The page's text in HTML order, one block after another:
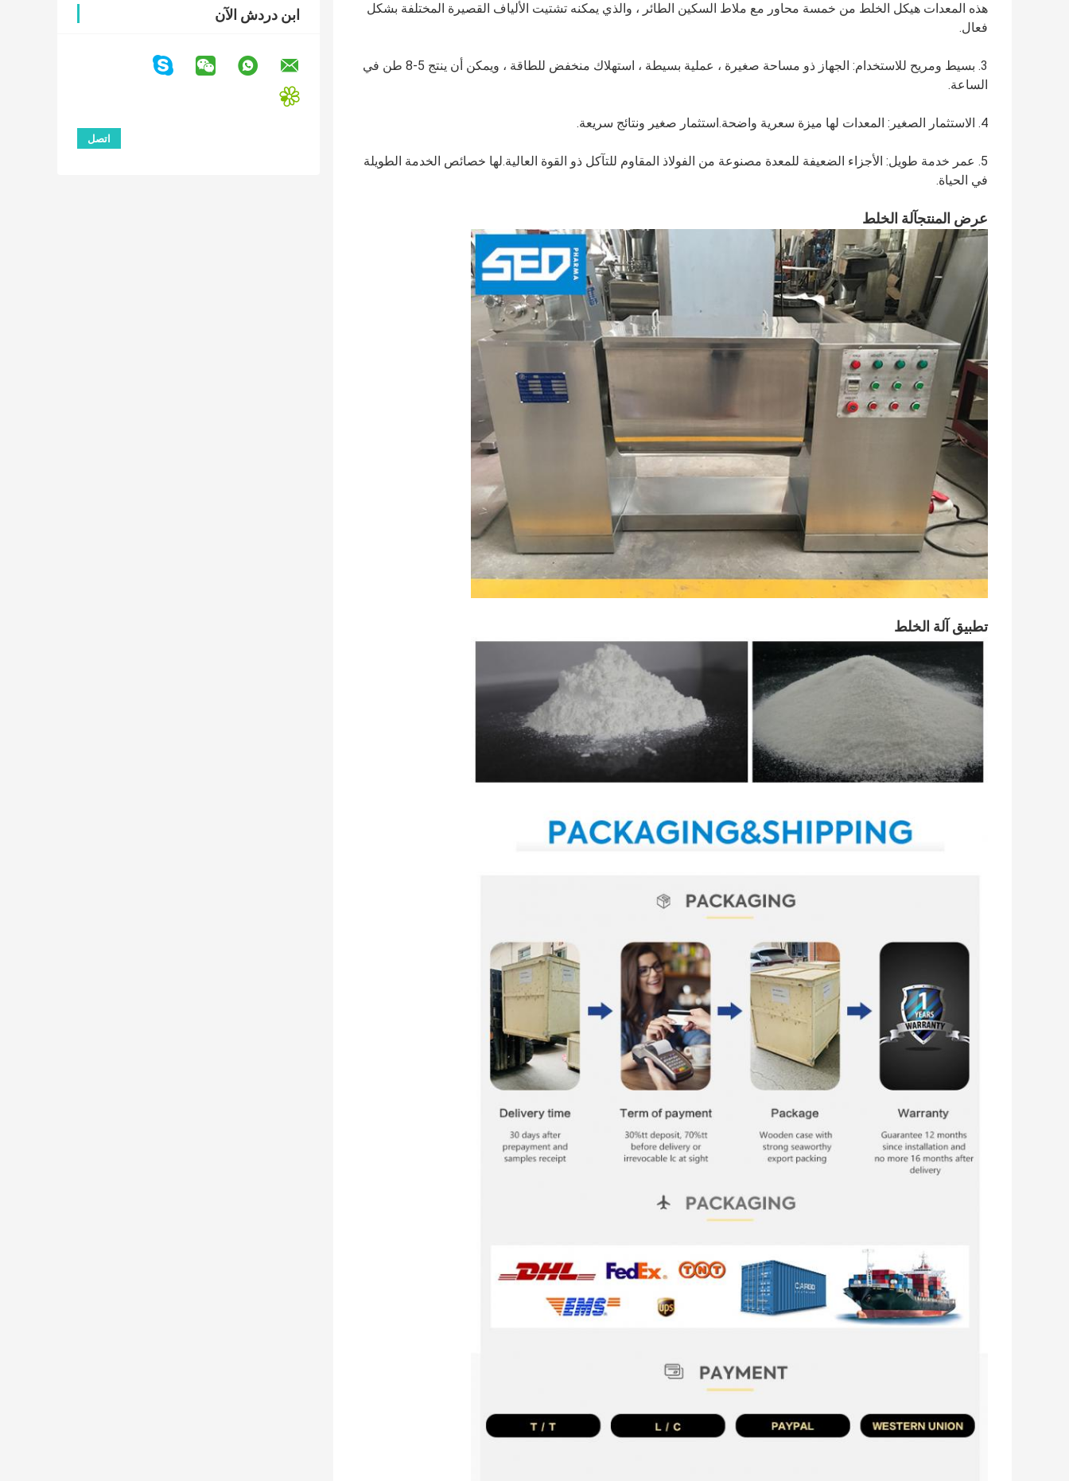
ابن دردش الآن
هذه المعدات هيكل الخلط من خمسة محاور مع ملاط ​​السكين الطائر ، والذي يمكنه تشتيت الألياف القصيرة المختلفة بشكل
فعال.
3. بسيط ومريح للاستخدام: الجهاز ذو مساحة صغيرة ، عملية بسيطة ، استهلاك منخفض للطاقة ، ويمكن أن ينتج 5-8 طن في
الساعة.
4. الاستثمار الصغير: المعدات لها ميزة سعرية واضحة.استثمار صغير ونتائج سريعة.
5. عمر خدمة طويل: الأجزاء الضعيفة للمعدة مصنوعة من الفولاذ المقاوم للتآكل ذو القوة العالية.لها خصائص الخدمة الطويلة
في الحياة.
عرض المنتجآلة الخلط
تطبيق آلة الخلط